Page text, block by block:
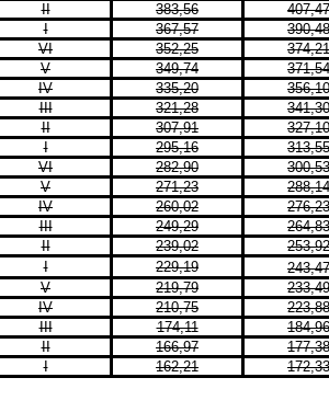
II
383,56
407,47
I
367,57 390,48
VI 352,25
374,21
V
349,74
371,54
IV
335,20
356,10
III
321,28
341,30
II
307,91
327,10
I
295,16 313,55
VI 282,90
300,53
V
271,23
288,14
IV
260,02
276,23
III
249,29
264,83
II
239,02
253,92
I
229,19 243,47
V 219,79
233,49
IV
210,75
223,88
III
174,11
184,96
II
166,97
177,38
I
162,21 172,33